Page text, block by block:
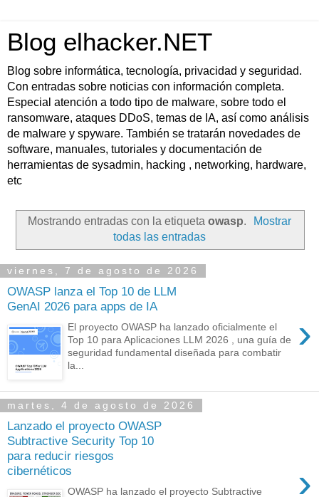
Blog elhacker.NET
Blog sobre informática, tecnología, privacidad y seguridad.
Con entradas sobre noticias con información completa.
Especial atención a todo tipo de malware, sobre todo el
ransomware, ataques DDoS, temas de IA, así como análisis
de malware y spyware. También se tratarán novedades de
software, manuales, tutoriales y documentación de
herramientas de sysadmin, hacking , networking, hardware,
etc
Mostrando entradas con la etiqueta owasp.
Mostrar
todas las entradas
viernes, 7 de agosto de 2026
OWASP lanza el Top 10 de LLM
GenAI 2026 para apps de IA
›
El proyecto OWASP ha lanzado oficialmente el
Top 10 para Aplicaciones LLM 2026 , una guía de
seguridad fundamental diseñada para combatir
la...
martes, 4 de agosto de 2026
Lanzado el proyecto OWASP
Subtractive Security Top 10
para reducir riesgos
cibernéticos
›
OWASP ha lanzado el proyecto Subtractive